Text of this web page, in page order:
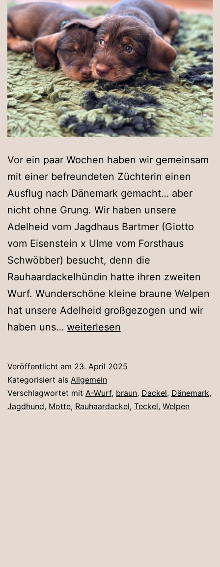
Vor ein paar Wochen haben wir gemeinsam
mit einer befreundeten Züchterin einen
Ausflug nach Dänemark gemacht… aber
nicht ohne Grung. Wir haben unsere
Adelheid vom Jagdhaus Bartmer (Giotto
vom Eisenstein x Ulme vom Forsthaus
Schwöbber) besucht, denn die
Rauhaardackelhündin hatte ihren zweiten
Wurf. Wunderschöne kleine braune Welpen
hat unsere Adelheid großgezogen und wir
haben uns… zu
Dänemark
weiterlesen
Veröffentlicht am 23. April 2025
Kategorisiert als Allgemein
Verschlagwortet mit A-Wurf, braun, Dackel, Dänemark,
Jagdhund, Motte, Rauhaardackel, Teckel, Welpen